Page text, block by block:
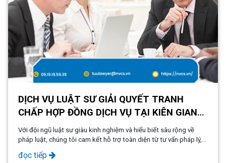
DỊCH VỤ LUẬT SƯ GIẢI QUYẾT TRANH
CHẤP HỢP ĐỒNG DỊCH VỤ TẠI KIÊN GIANG
- PHÚ QUỐC
Với đội ngũ luật sư giàu kinh nghiệm và hiểu biết sâu rộng về
pháp luật, chúng tôi cam kết hỗ trợ toàn diện từ tư vấn pháp lý,
đàm phán đến tranh tụng, đảm bảo quyền lợi của khách hàng
được bảo vệ tối đa.
đọc tiếp